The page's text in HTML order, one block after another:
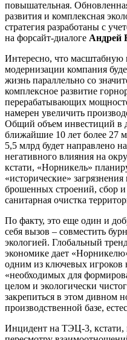
повышательная.
развития и комплексная
стратегия разработаны с
на форсайт-диалоге Андрей
Интересно, что масштабную
модернизации компания
жизнь параллельно со
комплексное развитие
перерабатывающих
намерен увеличить
Общий объем инвестиций в
ближайшие 10 лет более 27
5,5 млрд будет направлено
негативного влияния на
кстати, «Норникель»
«исторические»
брошенных строений, сбор и
санитарная очистка
По факту, это еще один и
себя вызов – совместить
экологией. Глобальный
экономике дает
одним из ключевых игроков
«необходимых для
целом и экологически
закрепиться в этом дивном
производственной базе,
Инцидент на ТЭЦ-3, кстати,